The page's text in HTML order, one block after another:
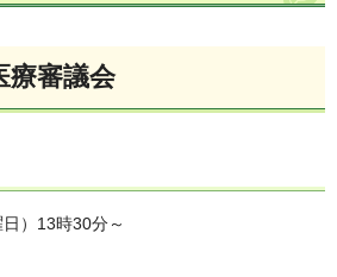
療審議会
）13時30分～